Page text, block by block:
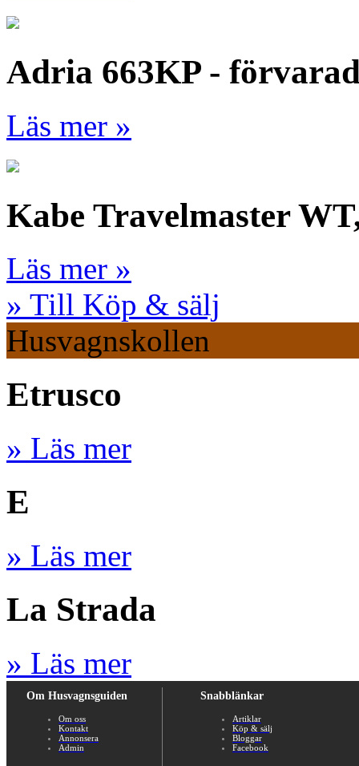
Adria 663KP -
Läs mer »
Kabe Travelmaster
Läs mer »
» Till Köp & sälj
Husvagnskollen
Etrusco
» Läs mer
E
» Läs mer
La Strada
» Läs mer
Om Husvagnsguiden
Om oss
Kontakt
Annonsera
Admin
Snabblänkar
Artiklar
Köp & sälj
Bloggar
Facebook